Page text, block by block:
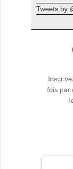
Tweets by
fois par